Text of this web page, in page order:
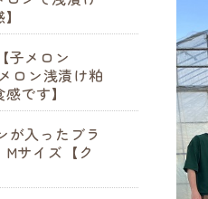
子メロン
ロン浅漬け粕
です】
が入ったブラ
サイズ【ク